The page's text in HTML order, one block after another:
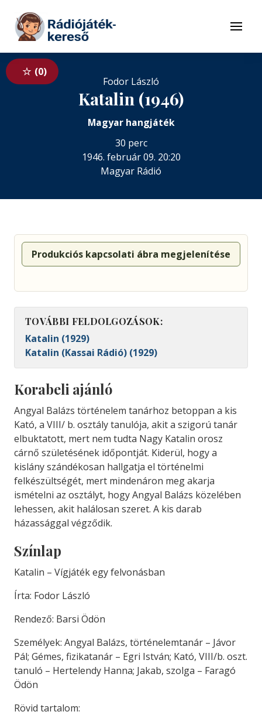
Tovább a tartalomhoz
Menü
0
Fodor László
Katalin (1946)
Magyar hangjáték
30 perc
1946. február 09. 20:20
Magyar Rádió
Produkciós kapcsolati ábra megjelenítése
TOVÁBBI FELDOLGOZÁSOK:
Katalin (1929)
Katalin (Kassai Rádió) (1929)
Korabeli ajánló
Angyal Balázs történelem tanárhoz betoppan a kis
Kató, a VIII/ b. osztály tanulója, akit a szigorú tanár
elbuktatott, mert nem tudta Nagy Katalin orosz
cárnő születésének időpontját. Kiderül, hogy a
kislány szándékosan hallgatja el történelmi
felkészültségét, mert mindenáron meg akarja
ismételni az osztályt, hogy Angyal Balázs közelében
lehessen, akit halálosan szeret. A kis darab
házassággal végződik.
Színlap
Katalin – Vígjáték egy felvonásban
Írta: Fodor László
Rendező: Barsi Ödön
Személyek: Angyal Balázs, történelemtanár – Jávor
Pál; Gémes, fizikatanár – Egri István; Kató, VIII/b. oszt.
tanuló – Hertelendy Hanna; Jakab, szolga – Faragó
Ödön
Rövid tartalom: